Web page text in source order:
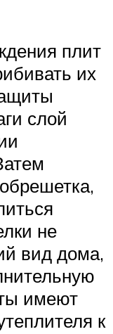
плит
их
слой
не
вид дома,
имеют
к